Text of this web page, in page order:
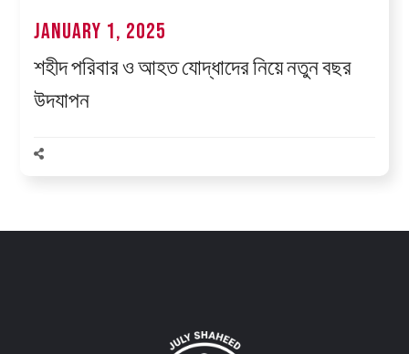
January 1, 2025
শহীদ পরিবার ও আহত যোদ্ধাদের নিয়ে নতুন বছর
উদযাপন